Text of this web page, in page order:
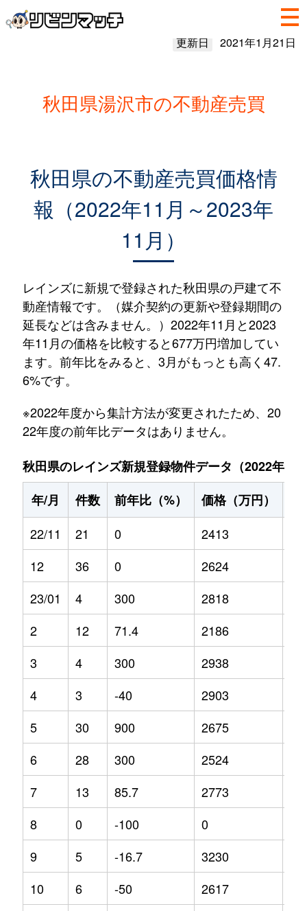
更新日 2021年1月21日
秋田県湯沢市の不動産売買
秋田県の不動産売買価格情
報（2022年11月～2023年
11月）
レインズに新規で登録された秋田県の戸建て不
動産情報です。（媒介契約の更新や登録期間の
延長などは含みません。）2022年11月と2023
年11月の価格を比較すると677万円増加してい
ます。前年比をみると、3月がもっとも高く47.
6%です。
※2022年度から集計方法が変更されたため、20
22年度の前年比データはありません。
秋田県のレインズ新規登録物件データ（2022年11
年/月
件数 前年比（%） 価格（万円）
22/11
21 0 2413
12
36 0 2624
23/01
4 300 2818
2
12 71.4 2186
3
4 300 2938
4
3 -40 2903
5
30 900 2675
6
28 300 2524
7
13 85.7 2773
8
0 -100 0
9
5 -16.7 3230
10
6 -50 2617